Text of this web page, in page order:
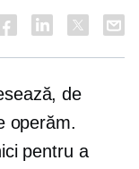
de
operăm.
pentru a